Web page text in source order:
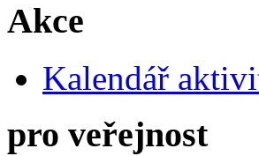
Akce
Kalendář
pro veřejnost